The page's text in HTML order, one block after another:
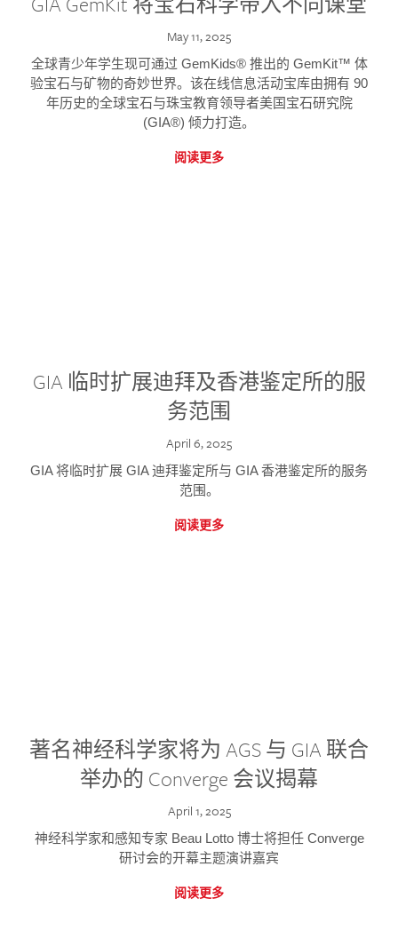
May 11, 2025
全球青少年学生现可通过 GemKids® 推出的 GemKit™ 体
验宝石与矿物的奇妙世界。该在线信息活动宝库由拥有 90
年历史的全球宝石与珠宝教育领导者美国宝石研究院
(GIA®) 倾力打造。
阅读更多
GIA 临时扩展迪拜及香港鉴定所的服
务范围
April 6, 2025
GIA 将临时扩展 GIA 迪拜鉴定所与 GIA 香港鉴定所的服务
范围。
阅读更多
著名神经科学家将为 AGS 与 GIA 联合
举办的 Converge 会议揭幕
April 1, 2025
神经科学家和感知专家 Beau Lotto 博士将担任 Converge
研讨会的开幕主题演讲嘉宾
阅读更多